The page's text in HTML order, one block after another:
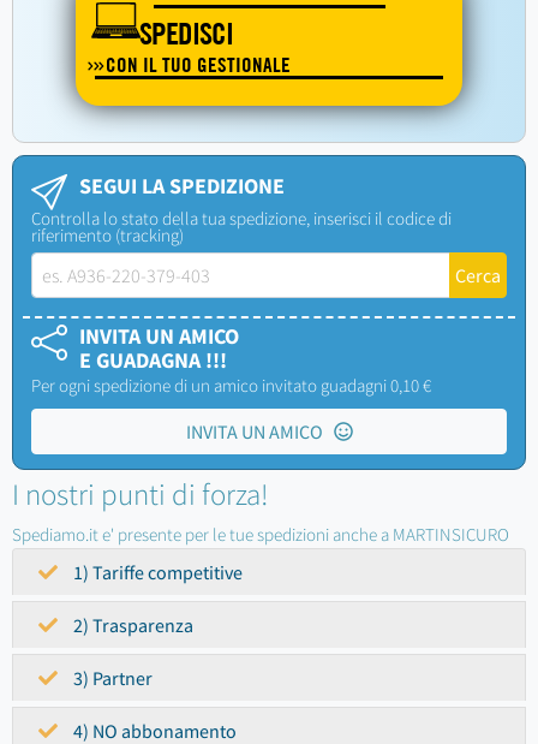
SPEDISCI
CON IL TUO GESTIONALE
SEGUI LA SPEDIZIONE
Controlla lo stato della tua spedizione, inserisci il codice di
riferimento (tracking)
INVITA UN AMICO
E GUADAGNA !!!
Per ogni spedizione di un amico invitato guadagni 0,10 €
INVITA UN AMICO
I nostri punti di forza!
Spediamo.it e' presente per le tue spedizioni anche a MARTINSICURO
1) Tariffe competitive
2) Trasparenza
3) Partner
4) NO abbonamento